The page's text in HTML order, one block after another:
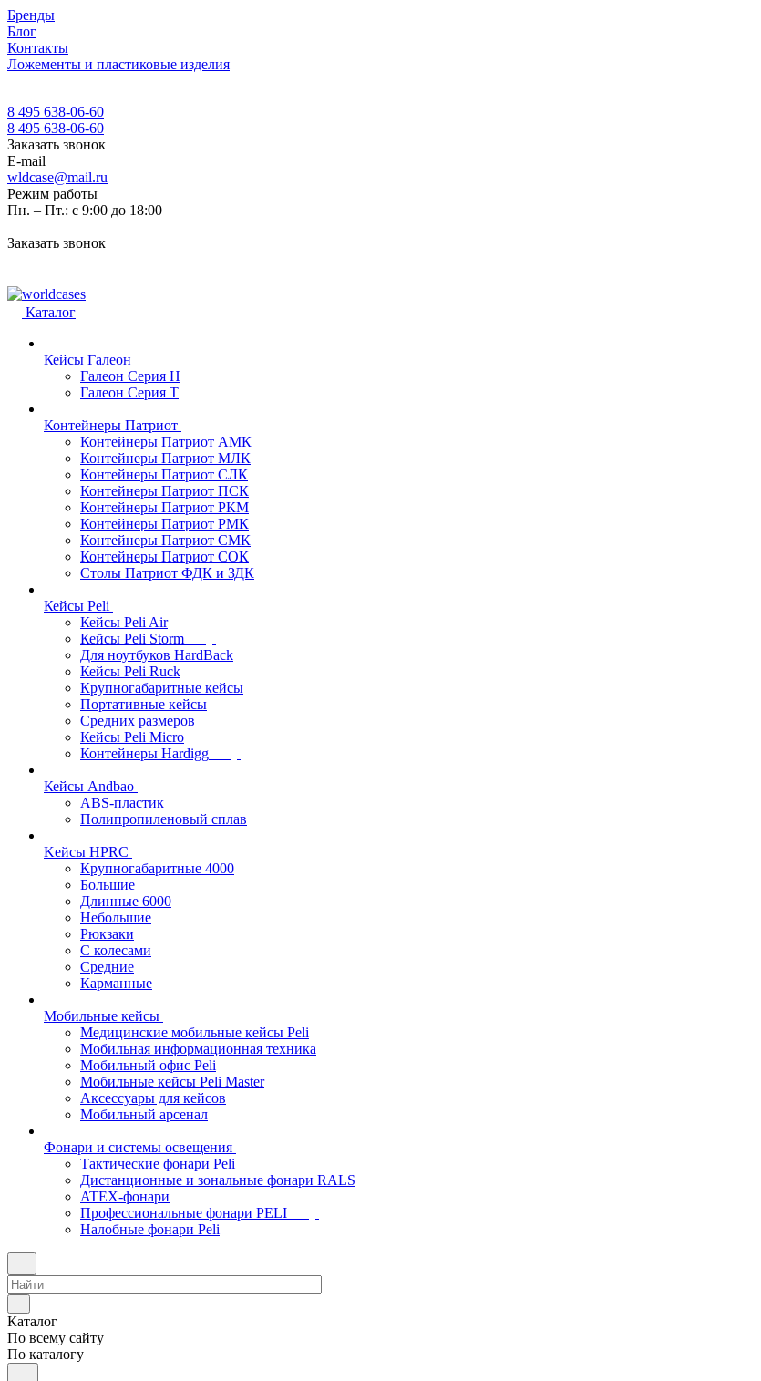
Бренды
Блог
Контакты
Ложементы и пластиковые изделия
8 495 638-06-60
8 495 638-06-60
Заказать звонок
E-mail
wldcase@mail.ru
Режим работы
Пн. – Пт.: с 9:00 до 18:00
Заказать звонок
Каталог
Кейсы Галеон
Галеон Серия Н
Галеон Серия Т
Контейнеры Патриот
Контейнеры Патриот АМК
Контейнеры Патриот МЛК
Контейнеры Патриот CЛК
Контейнеры Патриот ПСК
Контейнеры Патриот РКМ
Контейнеры Патриот РМК
Контейнеры Патриот СМК
Контейнеры Патриот СОК
Столы Патриот ФДК и ЗДК
Кейсы Peli
Кейсы Peli Air
Кейсы Peli Storm
Для ноутбуков HardBack
Кейсы Peli Ruck
Крупногабаритные кейсы
Портативные кейсы
Средних размеров
Кейсы Peli Micro
Контейнеры Hardigg
Кейсы Andbao
ABS-пластик
Полипропиленовый сплав
Kейсы HPRC
Крупногабаритные 4000
Большие
Длинные 6000
Небольшие
Рюкзаки
С колесами
Средние
Карманные
Мобильные кейсы
Медицинские мобильные кейсы Peli
Мобильная информационная техника
Мобильный офис Peli
Мобильные кейсы Peli Master
Аксессуары для кейсов
Мобильный арсенал
Фонари и системы освещения
Тактические фонари Peli
Дистанционные и зональные фонари RALS
ATEX-фонари
Профессиональные фонари PELI
Налобные фонари Peli
Каталог
По всему сайту
По каталогу